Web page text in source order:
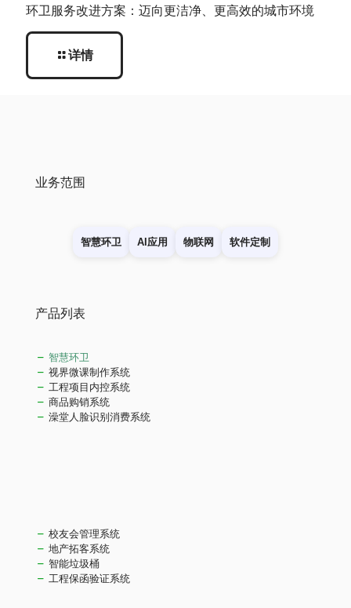
环卫服务改进方案：迈向更洁净、更高效的城市环境
详情
业务范围
智慧环卫 AI应用 物联网 软件定制
产品列表
智慧环卫
视界微课制作系统
工程项目内控系统
商品购销系统
澡堂人脸识别消费系统
校友会管理系统
地产拓客系统
智能垃圾桶
工程保函验证系统